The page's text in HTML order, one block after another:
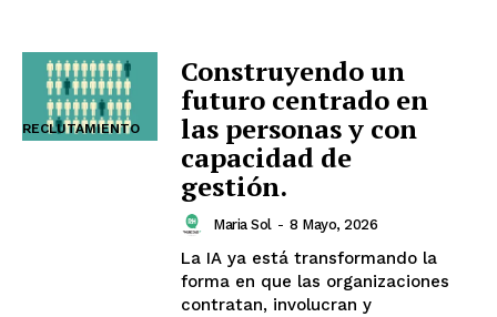
RECLUTAMIENTO
Construyendo un
futuro centrado en
las personas y con
capacidad de
gestión.
Maria Sol - 8 Mayo, 2026
La IA ya está transformando la
forma en que las organizaciones
contratan, involucran y